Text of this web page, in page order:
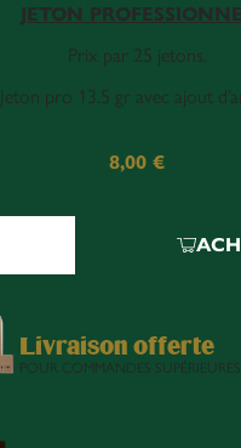
JETON
Prix par 25 jetons.
Jeton pro 13.5 gr avec ajout
8,00 €
Livraison offerte
POUR COMMANDES